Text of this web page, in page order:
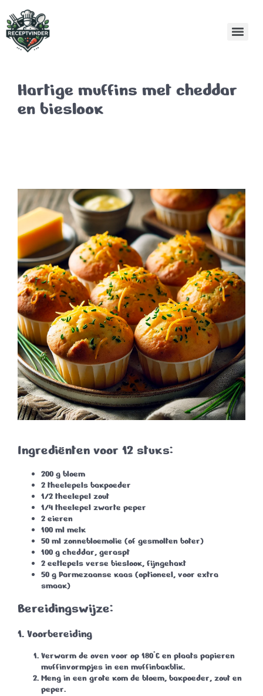
Hartige muffins met cheddar
en bieslook
Ingrediënten voor 12 stuks:
200 g bloem
2 theelepels bakpoeder
1/2 theelepel zout
1/4 theelepel zwarte peper
2 eieren
100 ml melk
50 ml zonnebloemolie (of gesmolten boter)
100 g cheddar, geraspt
2 eetlepels verse bieslook, fijngehakt
50 g Parmezaanse kaas (optioneel, voor extra
smaak)
Bereidingswijze:
1. Voorbereiding
Verwarm de oven voor op 180°C en plaats papieren
muffinvormpjes in een muffinbakblik.
Meng in een grote kom de bloem, bakpoeder, zout en
peper.